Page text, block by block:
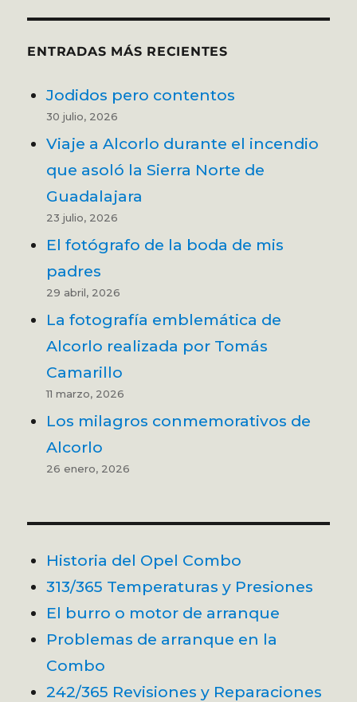
ENTRADAS MÁS RECIENTES
Jodidos pero contentos
30 julio, 2026
Viaje a Alcorlo durante el incendio
que asoló la Sierra Norte de
Guadalajara
23 julio, 2026
El fotógrafo de la boda de mis
padres
29 abril, 2026
La fotografía emblemática de
Alcorlo realizada por Tomás
Camarillo
11 marzo, 2026
Los milagros conmemorativos de
Alcorlo
26 enero, 2026
Historia del Opel Combo
313/365 Temperaturas y Presiones
El burro o motor de arranque
Problemas de arranque en la
Combo
242/365 Revisiones y Reparaciones